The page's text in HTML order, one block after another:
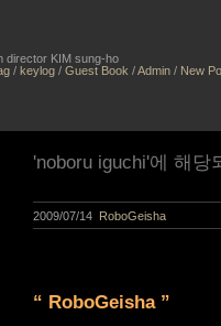
director KIM sung-ho
/keylog /Guest Book /Admin / New
'noboru iguchi'에 해당
2009/07/14 RoboGeisha
“ RoboGeisha ”